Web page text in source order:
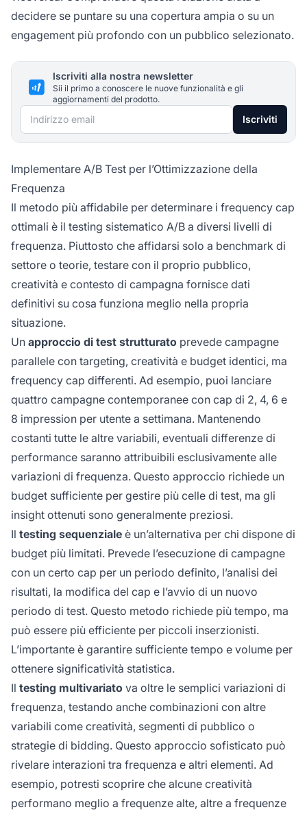
decidere se puntare su una copertura ampia o su un
engagement più profondo con un pubblico selezionato.
Iscriviti alla nostra newsletter
Sii il primo a conoscere le nuove funzionalità e gli
aggiornamenti del prodotto.
Indirizzo email Iscriviti
Implementare A/B Test per l’Ottimizzazione della
Frequenza
Il metodo più affidabile per determinare i frequency cap
ottimali è il testing sistematico A/B a diversi livelli di
frequenza. Piuttosto che affidarsi solo a benchmark di
settore o teorie, testare con il proprio pubblico,
creatività e contesto di campagna fornisce dati
definitivi su cosa funziona meglio nella propria
situazione.
Un approccio di test strutturato prevede campagne
parallele con targeting, creatività e budget identici, ma
frequency cap differenti. Ad esempio, puoi lanciare
quattro campagne contemporanee con cap di 2, 4, 6 e
8 impression per utente a settimana. Mantenendo
costanti tutte le altre variabili, eventuali differenze di
performance saranno attribuibili esclusivamente alle
variazioni di frequenza. Questo approccio richiede un
budget sufficiente per gestire più celle di test, ma gli
insight ottenuti sono generalmente preziosi.
Il testing sequenziale è un’alternativa per chi dispone di
budget più limitati. Prevede l’esecuzione di campagne
con un certo cap per un periodo definito, l’analisi dei
risultati, la modifica del cap e l’avvio di un nuovo
periodo di test. Questo metodo richiede più tempo, ma
può essere più efficiente per piccoli inserzionisti.
L’importante è garantire sufficiente tempo e volume per
ottenere significatività statistica.
Il testing multivariato va oltre le semplici variazioni di
frequenza, testando anche combinazioni con altre
variabili come creatività, segmenti di pubblico o
strategie di bidding. Questo approccio sofisticato può
rivelare interazioni tra frequenza e altri elementi. Ad
esempio, potresti scoprire che alcune creatività
performano meglio a frequenze alte, altre a frequenze